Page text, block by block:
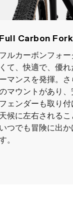
Full Carbon Fork
フルカーボンフォ
くて、快適で、優
ーマンスを発揮。
マウントがあり
フェンダーも取り
天候に左右される
いつでも冒険に出
。